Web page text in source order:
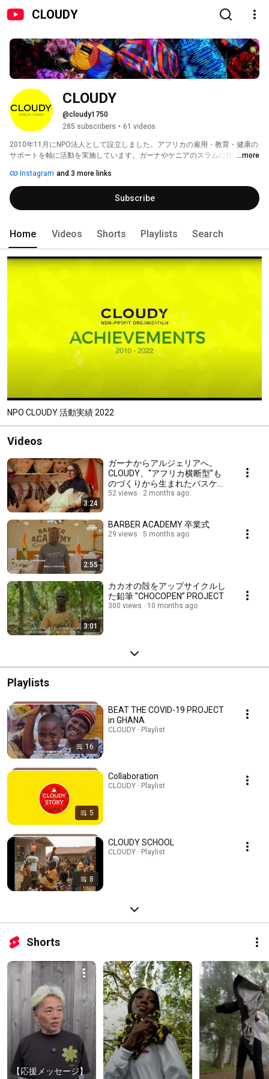
CLOUDY
CLOUDY
@cloudy1750
285 subscribers • 61 videos
2010年11月にNPO法人として設立しました。アフリカの雇用・教育・健康の
サポートを軸に活動を実施しています。ガーナやケニアのスラムに住む子ど
出するとともに、自社縫製工場と職業訓練施設を運営し現地の女性や障害者
を中心とした雇用創出も行っています。今後10年間に10,000 人の女性たちと
障害者に対して雇用を、10,000人の子どもたちに教育の企画を、1,000万食
の給食を提供することを目指しています。
...more
Instagram and 3 more links
Subscribe
Home Videos Shorts Playlists Search
NPO CLOUDY 活動実績 2022
Videos
3:24
ガーナからアルジェリアへ。
CLOUDY、“アフリカ横断型”も
のづくりから生まれたバスケッ
トバッグを発売！
52 views 2 months ago
2:55
BARBER ACADEMY 卒業式
29 views 5 months ago
3:01
カカオの殻をアップサイクルし
た鉛筆 ”CHOCOPEN” PROJECT
300 views 10 months ago
Playlists
16
BEAT THE COVID-19 PROJECT
in GHANA
CLOUDY · Playlist
5
Collaboration
CLOUDY · Playlist
8
CLOUDY SCHOOL
CLOUDY · Playlist
Shorts
【応援メッセージ】